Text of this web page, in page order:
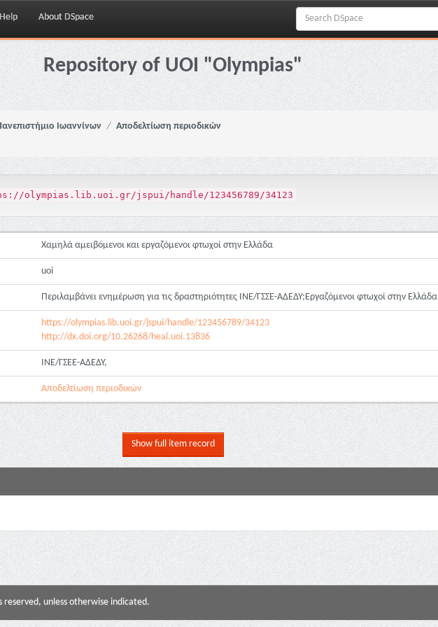
Help About DSpace
Repository of UOI "Olympias"
Ιωαννίνων Αποδελτίωση περιοδικών
olympias.lib.uoi.gr/jspui/handle/123456789/34123
Χαμηλά αμειβόμενοι και εργαζόμενοι φτωχοί στην Ελλάδα
uoi
Περιλαμβάνει ενημέρωση για τις δραστηριότητες ΙΝΕ/ΓΣΣΕ-ΑΔΕΔΥ;Εργαζόμενοι φτωχοί στην Ελλάδα
https://olympias.lib.uoi.gr/jspui/handle/123456789/34123
http://dx.doi.org/10.26268/heal.uoi.13836
ΙΝΕ/ΓΣΕΕ-ΑΔΕΔΥ,
Αποδελτίωση περιοδικών
Show full item record
unless otherwise indicated.